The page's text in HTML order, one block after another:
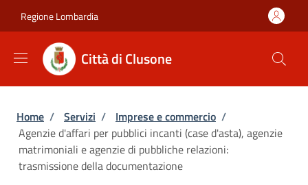
Regione Lombardia
Città di Clusone
Briciole di pane
Home / Servizi / Imprese e commercio /
Agenzie d'affari per pubblici incanti (case d'asta), agenzie
matrimoniali e agenzie di pubbliche relazioni:
trasmissione della documentazione